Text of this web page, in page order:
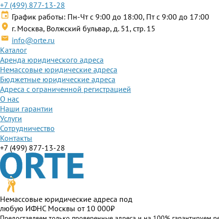
+7 (499) 877-13-28
График работы: Пн-Чт с 9:00 до 18:00, Пт с 9:00 до 17:00
г. Москва, Волжский бульвар, д. 51, стр. 15
info@orte.ru
Каталог
Аренда юридического адреса
Немассовые юридические адреса
Бюджетные юридические адреса
Адреса с ограниченной регистрацией
О нас
Наши гарантии
Услуги
Сотрудничество
Контакты
+7 (499) 877-13-28
Немассовые юридические адреса под
любую ИФНС Москвы от 10 000₽